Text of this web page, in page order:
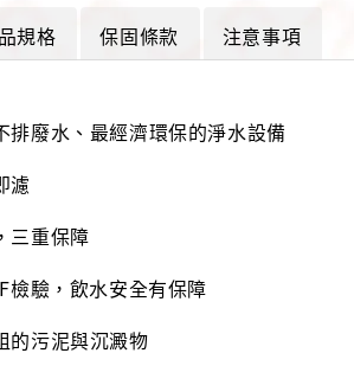
規格 保固條款 注意事項
排廢水、最經濟環保的淨水設備
濾
三重保障
檢驗，飲水安全有保障
的污泥與沉澱物